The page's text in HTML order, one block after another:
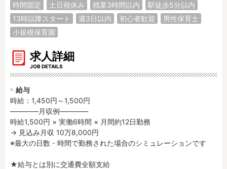
時間固定 土日祝休み 残業3時間以内
駅徒歩5分以内
13時以降スタート
週3日以内 初心者歓迎
男性保育士
小規模保育園
求人詳細
JOB DETAILS
給与
時給：1,450円～1,500円
――――月収例――――
時給1,500円 × 実働6時間 × 月間約12日勤務
→ 見込み月収 10万8,000円
※最大の日数・時間で勤務された場合のシミュレーションです
★給与とは別に交通費全額支給
施設形態
公立保育園
認定こども園
小規模認可保育園
病院内保育所
事業所内保育所
学童保育施設
子育て支援センター
放課後等デイサービ
ス
テンダーの運営施設
その他施設